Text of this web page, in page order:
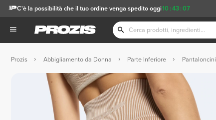
10 :43 :07
C'è la possibilità che il tuo ordine venga spedito oggi
Prozis Abbigliamento da Donna Parte Inferiore Pantaloncini